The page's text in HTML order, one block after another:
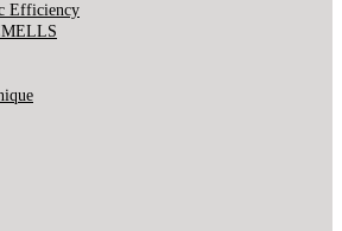
Efficiency